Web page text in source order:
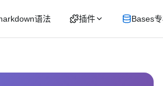
语法 插件 Bases